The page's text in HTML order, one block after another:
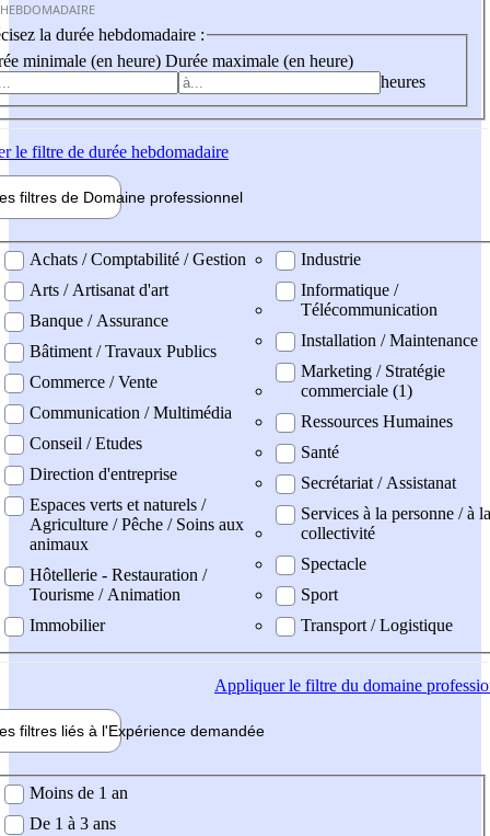
la durée hebdomadaire :
minimale (en heure) Durée maximale (en heure)
heures
le filtre de durée hebdomadaire
filtres de Domaine professionnel
professionel
Achats / Comptabilité / Gestion
Arts / Artisanat d'art
Banque / Assurance
Bâtiment / Travaux Publics
Commerce / Vente
Communication / Multimédia
Conseil / Etudes
Direction d'entreprise
Espaces verts et naturels /
Agriculture / Pêche / Soins aux
animaux
Hôtellerie - Restauration /
Tourisme / Animation
Immobilier
Industrie
Informatique /
Télécommunication
Installation / Maintenance
Marketing / Stratégie
commerciale (1)
Ressources Humaines
Santé
Secrétariat / Assistanat
Services à la personne / à la
collectivité
Spectacle
Sport
Transport / Logistique
Appliquerle filtre du domaine
filtres liés à l'Expérience demandée
demandée
Moins de 1 an
De 1 à 3 ans